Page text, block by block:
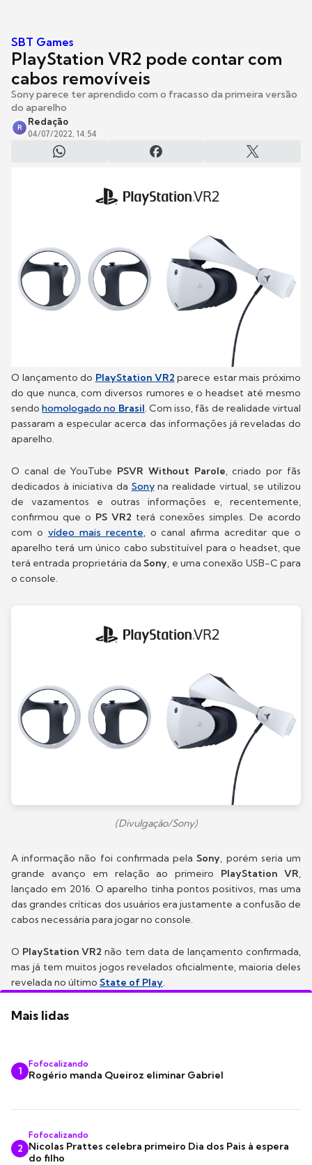
SBT Games
PlayStation VR2 pode contar com
cabos removíveis
Sony parece ter aprendido com o fracasso da primeira versão
do aparelho
R
Redação
04/07/2022, 14:54
O lançamento do PlayStation VR2 parece estar mais próximo
do que nunca, com diversos rumores e o headset até mesmo
sendohomologado no Brasil. Com isso, fãs de realidade virtual
passaram a especular acerca das informações já reveladas do
aparelho.
O canal de YouTube PSVR Without Parole, criado por fãs
dedicados à iniciativa da Sony na realidade virtual, se utilizou
de vazamentos e outras informações e, recentemente,
confirmou que o PS VR2 terá conexões simples. De acordo
com o vídeo mais recente, o canal afirma acreditar que o
aparelho terá um único cabo substituível para o headset, que
terá entrada proprietária daSony, e uma conexão USB-C para
o console.
(Divulgação/Sony)
A informação não foi confirmada pelaSony, porém seria um
grande avanço em relação ao primeiro PlayStation VR,
lançado em 2016. O aparelho tinha pontos positivos, mas uma
das grandes críticas dos usuários era justamente a confusão de
cabos necessária para jogar no console.
O PlayStation VR2não tem data de lançamento confirmada,
mas já tem muitos jogos revelados oficialmente, maioria deles
revelada no último State of Play.
Mais lidas
1
Fofocalizando
Rogério manda Queiroz eliminar Gabriel
2
Fofocalizando
Nicolas Prattes celebra primeiro Dia dos Pais à espera
do filho